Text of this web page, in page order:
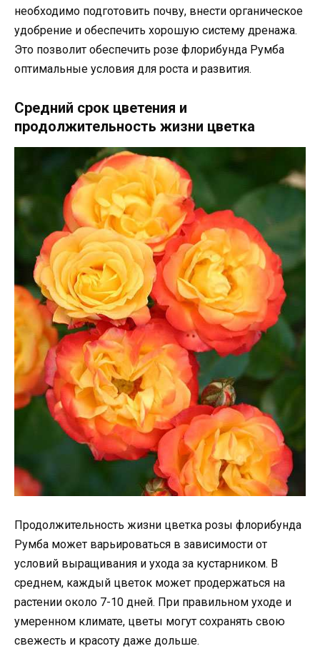
необходимо подготовить почву, внести органическое
удобрение и обеспечить хорошую систему дренажа.
Это позволит обеспечить розе флорибунда Румба
оптимальные условия для роста и развития.
Средний срок цветения и
продолжительность жизни цветка
Продолжительность жизни цветка розы флорибунда
Румба может варьироваться в зависимости от
условий выращивания и ухода за кустарником. В
среднем, каждый цветок может продержаться на
растении около 7-10 дней. При правильном уходе и
умеренном климате, цветы могут сохранять свою
свежесть и красоту даже дольше.